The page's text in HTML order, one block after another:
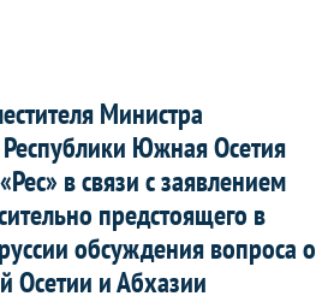
Министра
Южная Осетия
в связи с заявлением
предстоящего в
обсуждения вопроса о
и Абхазии